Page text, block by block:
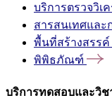
บริการตรวจวิ
สารสนเทศและ
พื้นที่สร้างสรรค์
พิพิธภัณฑ์
บริการทดสอบและวิช